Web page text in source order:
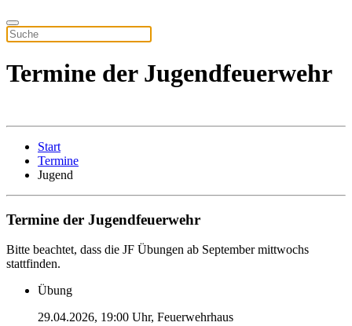
Termine der Jugendfeuerwehr
Start
Termine
Jugend
Termine der Jugendfeuerwehr
Bitte beachtet, dass die JF Übungen ab September mittwochs
stattfinden.
Übung
29.04.2026, 19:00 Uhr, Feuerwehrhaus